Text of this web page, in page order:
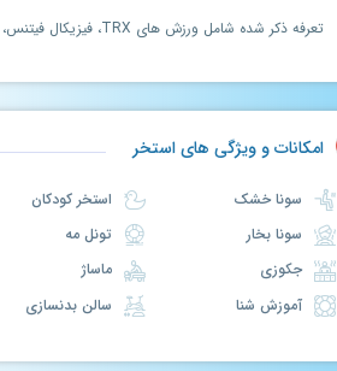
تعرفه ذکر شده شامل ورزش های TRX، فیزیکال فیتنس، ایروبیک و فانکشنال + TRX می باشد که مدت اعتبار هر یک ۳۰ روز است.
امکانات و ویژگی های استخر